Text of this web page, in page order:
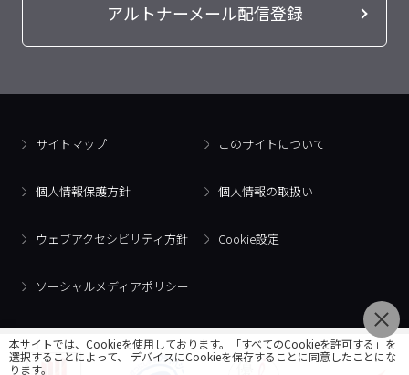
アルトナーメール配信登録
サイトマップ このサイトについて
個人情報保護方針 個人情報の取扱い
ウェブアクセシビリティ方針 Cookie設定
ソーシャルメディアポリシー
本サイトでは、Cookieを使用しております。「すべてのCookieを許可する」を
選択することによって、 デバイスにCookieを保存することに同意したことにな
ります。